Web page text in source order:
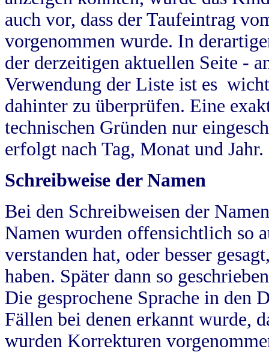
auch vor, dass der Taufeintrag
vorgenommen wurde. In
der derzeitigen aktuellen Seite -
Verwendung der Liste ist es
dahinter zu überprüfen. Eine
technischen Gründen nur
erfolgt nach Tag, Monat und Jahr.
Schreibweise der Namen
Bei den Schreibweisen der
Namen wurden offensichtlich so
verstanden hat, oder besser
haben. Später dann so
Die gesprochene Sprache in
Fällen bei denen erkannt wurde,
wurden Korrekturen